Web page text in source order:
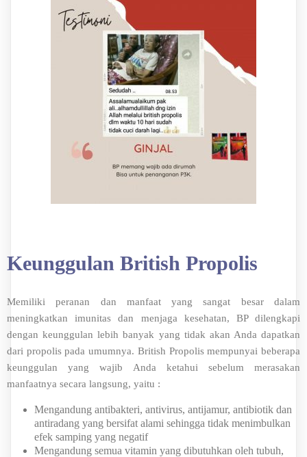
Keunggulan British Propolis
Memiliki peranan dan manfaat yang sangat besar dalam
meningkatkan imunitas dan menjaga kesehatan, BP dilengkapi
dengan keunggulan lebih banyak yang tidak akan Anda dapatkan
dari propolis pada umumnya. British Propolis mempunyai beberapa
keunggulan yang wajib Anda ketahui sebelum merasakan
manfaatnya secara langsung, yaitu :
Mengandung antibakteri, antivirus, antijamur, antibiotik dan
antiradang yang bersifat alami sehingga tidak menimbulkan
efek samping yang negatif
Mengandung semua vitamin yang dibutuhkan oleh tubuh,